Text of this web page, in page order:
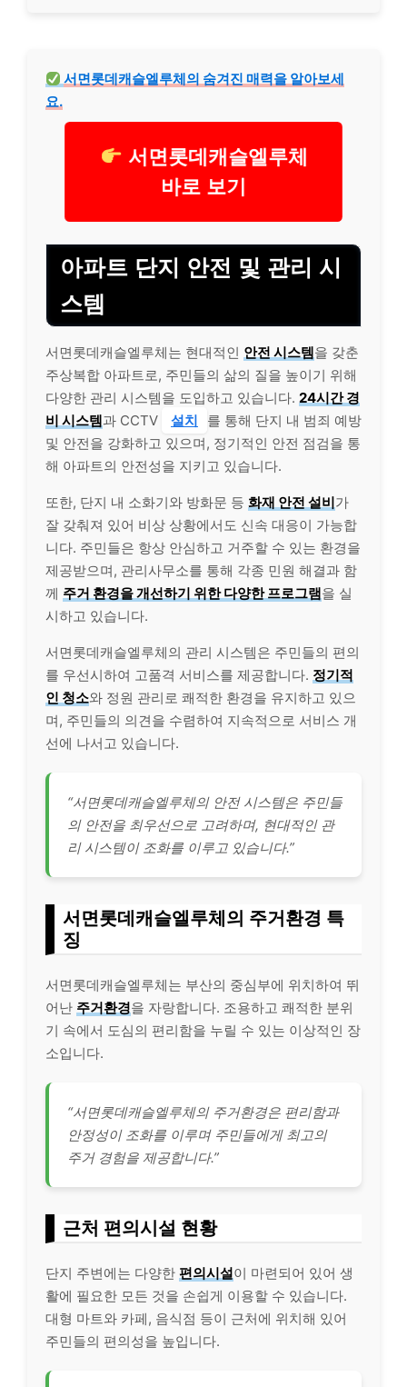
서면롯데캐슬엘루체의 숨겨진 매력을 알아보세
요.
서면롯데캐슬엘루체
바로 보기
아파트 단지 안전 및 관리 시
스템
서면롯데캐슬엘루체는 현대적인 안전 시스템을 갖춘
주상복합 아파트로, 주민들의 삶의 질을 높이기 위해
다양한 관리 시스템을 도입하고 있습니다. 24시간 경
비 시스템과 CCTV 설치
를 통해 단지 내 범죄 예방
및 안전을 강화하고 있으며, 정기적인 안전 점검을 통
해 아파트의 안전성을 지키고 있습니다.
또한, 단지 내 소화기와 방화문 등 화재 안전 설비가
잘 갖춰져 있어 비상 상황에서도 신속 대응이 가능합
니다. 주민들은 항상 안심하고 거주할 수 있는 환경을
제공받으며, 관리사무소를 통해 각종 민원 해결과 함
께 주거 환경을 개선하기 위한 다양한 프로그램을 실
시하고 있습니다.
서면롯데캐슬엘루체의 관리 시스템은 주민들의 편의
를 우선시하여 고품격 서비스를 제공합니다. 정기적
인 청소와 정원 관리로 쾌적한 환경을 유지하고 있으
며, 주민들의 의견을 수렴하여 지속적으로 서비스 개
선에 나서고 있습니다.
“서면롯데캐슬엘루체의 안전 시스템은 주민들
의 안전을 최우선으로 고려하며, 현대적인 관
리 시스템이 조화를 이루고 있습니다.”
서면롯데캐슬엘루체의 주거환경 특
징
서면롯데캐슬엘루체는 부산의 중심부에 위치하여 뛰
어난 주거환경을 자랑합니다. 조용하고 쾌적한 분위
기 속에서 도심의 편리함을 누릴 수 있는 이상적인 장
소입니다.
“서면롯데캐슬엘루체의 주거환경은 편리함과
안정성이 조화를 이루며 주민들에게 최고의
주거 경험을 제공합니다.”
근처 편의시설 현황
단지 주변에는 다양한 편의시설이 마련되어 있어 생
활에 필요한 모든 것을 손쉽게 이용할 수 있습니다.
대형 마트와 카페, 음식점 등이 근처에 위치해 있어
주민들의 편의성을 높입니다.